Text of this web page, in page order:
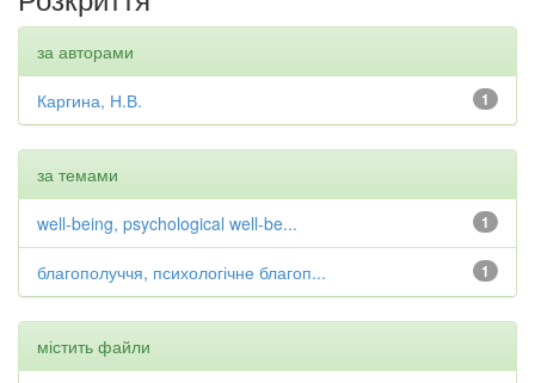
за авторами
1
Каргина, Н.В.
за темами
1
well-being, psychological well-be...
1
благополуччя, психологічне благоп...
містить файли